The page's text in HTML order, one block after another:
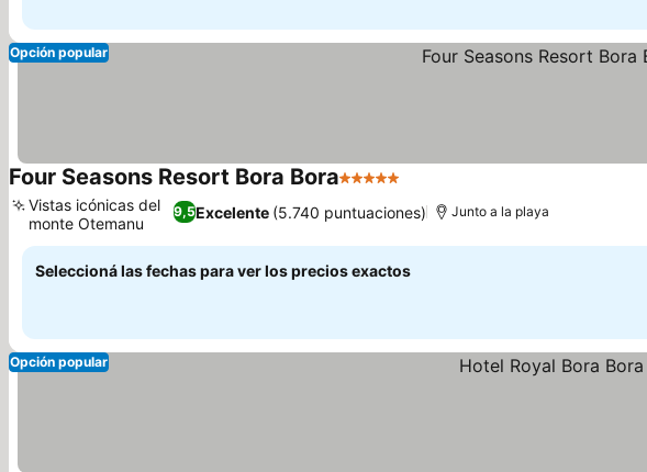
Opción popular
Four Seasons Resort Bora Bora5 Estrellas
9,5Excelente (5.740 puntuaciones)
Vistas icónicas del
monte Otemanu
Junto a la playa
Seleccioná las fechas para ver los precios exactos
Opción popular